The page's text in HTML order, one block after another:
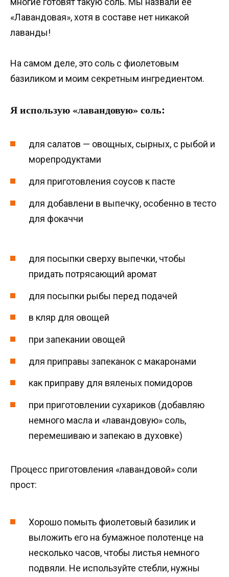
«Лавандовая», хотя в составе нет никакой
лаванды!
На самом деле, это соль с фиолетовым
базиликом и моим секретным ингредиентом.
Я использую «лавандовую» соль:
для салатов — овощных, сырных, с рыбой и
морепродуктами
для приготовления соусов к пасте
для добавлени в выпечку, особенно в тесто
для фокаччи
для посыпки сверху выпечки, чтобы
придать потрясающий аромат
для посыпки рыбы перед подачей
в кляр для овощей
при запекании овощей
для приправы запеканок с макаронами
как приправу для вяленых помидоров
при приготовлении сухариков (добавляю
немного масла и «лавандовую» соль,
перемешиваю и запекаю в духовке)
Процесс приготовления «лавандовой» соли
прост:
Хорошо помыть фиолетовый базилик и
выложить его на бумажное полотенце на
несколько часов, чтобы листья немного
подвяли. Не используйте стебли, нужны